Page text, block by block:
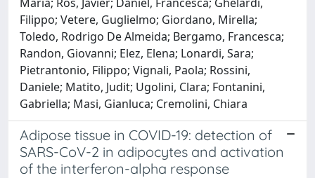
Filippo; Vetere, Guglielmo; Giordano, Mirella;
Toledo, Rodrigo De Almeida; Bergamo, Francesca;
Randon, Giovanni; Elez, Elena; Lonardi, Sara;
Pietrantonio, Filippo; Vignali, Paola; Rossini,
Daniele; Matito, Judit; Ugolini, Clara; Fontanini,
Gabriella; Masi, Gianluca; Cremolini, Chiara
Adipose tissue in COVID-19: detection of
SARS-CoV-2 in adipocytes and activation
of the interferon-alpha response